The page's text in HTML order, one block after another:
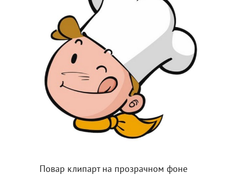
Повар клипарт на прозрачном фоне